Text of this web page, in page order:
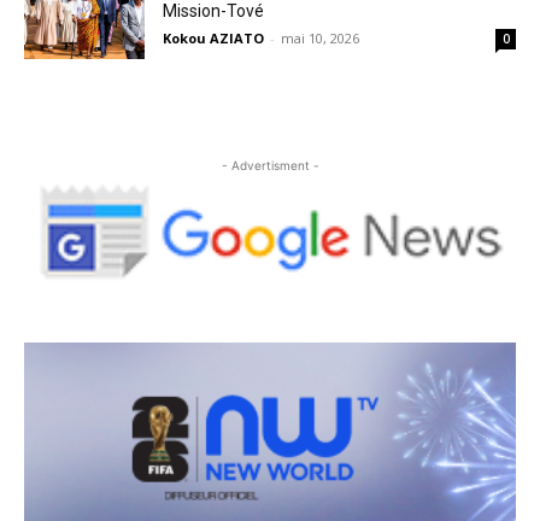
Mission-Tové
Kokou AZIATO - mai 10, 2026 0
- Advertisment -